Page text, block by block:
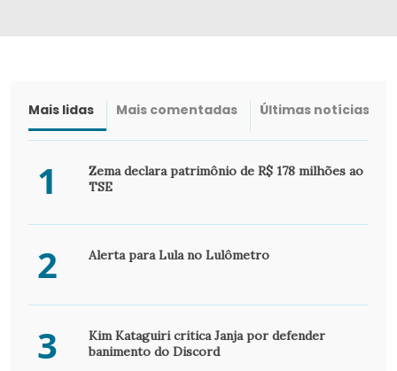
Mais lidas Mais comentadas Últimas notícias
1
Zema declara patrimônio de R$ 178 milhões ao
TSE
2 Alerta para Lula no Lulômetro
3
Kim Kataguiri critica Janja por defender
banimento do Discord